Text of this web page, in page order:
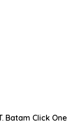
Batam Click One